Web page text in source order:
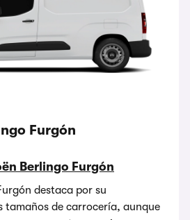
Furgón
Berlingo Furgón
destaca por su
tamaños de carrocería, aunque